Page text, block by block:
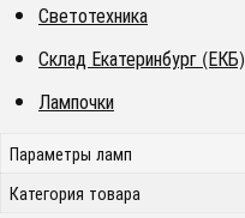
Светотехника
Склад Екатеринбург (ЕКБ)
Лампочки
Параметры ламп
Категория товара